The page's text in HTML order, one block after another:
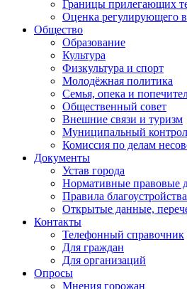
Границы прилегающих
Оценка регулирующего
Общество
Образование
Культура
Физкультура и спорт
Молодёжная политика
Семья, опека и
Общественный совет
Внешние связи и туризм
Муниципальный
Комиссия по делам
Документы
Устав города
Нормативные правовые
Правила благоустройства
Открытые данные,
Контакты
Телефонный справочник
Для граждан
Для организаций
Опросы
Мнения горожан